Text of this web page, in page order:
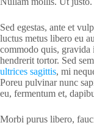
Sed egestas, ante et
luctus metus libero eu
commodo quis, gravida
hendrerit tortor. Sed
ultrices sagittis, mi
Poreu pulvinar nunc
eu, fermentum et,
Morbi purus libero,